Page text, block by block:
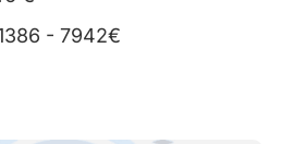
- 7942€